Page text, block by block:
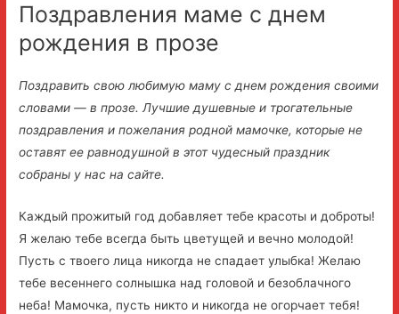
Поздравления маме с днем
рождения в прозе
Поздравить свою любимую маму с днем рождения своими
словами — в прозе. Лучшие душевные и трогательные
поздравления и пожелания родной мамочке, которые не
оставят ее равнодушной в этот чудесный праздник
собраны у нас на сайте.
Каждый прожитый год добавляет тебе красоты и доброты!
Я желаю тебе всегда быть цветущей и вечно молодой!
Пусть с твоего лица никогда не спадает улыбка! Желаю
тебе весеннего солнышка над головой и безоблачного
неба! Мамочка, пусть никто и никогда не огорчает тебя!